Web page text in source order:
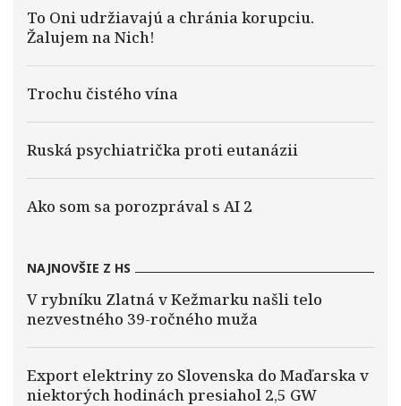
To Oni udržiavajú a chránia korupciu.
Žalujem na Nich!
Trochu čistého vína
Ruská psychiatrička proti eutanázii
Ako som sa porozprával s AI 2
NAJNOVŠIE Z HS
V rybníku Zlatná v Kežmarku našli telo
nezvestného 39-ročného muža
Export elektriny zo Slovenska do Maďarska v
niektorých hodinách presiahol 2,5 GW